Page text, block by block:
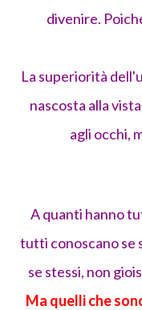
divenire.
La superiorità
nascosta alla
agli occhi,
A quanti hanno
tutti conoscano se
se stessi, non
Ma quelli che